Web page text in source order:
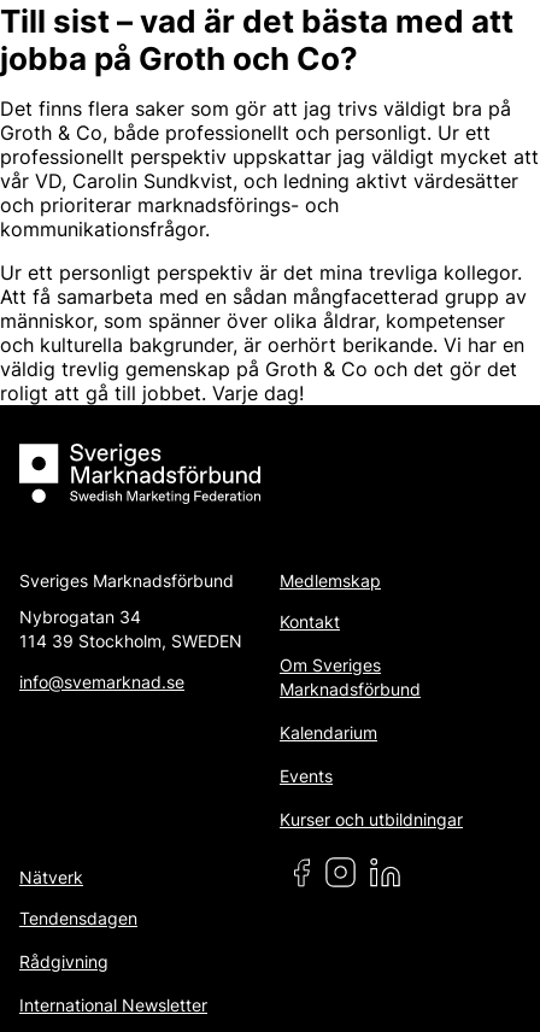
Till sist – vad är det bästa med att
jobba på Groth och Co?
Det finns flera saker som gör att jag trivs väldigt bra på
Groth & Co, både professionellt och personligt. Ur ett
professionellt perspektiv uppskattar jag väldigt mycket att
vår VD, Carolin Sundkvist, och ledning aktivt värdesätter
och prioriterar marknadsförings- och
kommunikationsfrågor.
Ur ett personligt perspektiv är det mina trevliga kollegor.
Att få samarbeta med en sådan mångfacetterad grupp av
människor, som spänner över olika åldrar, kompetenser
och kulturella bakgrunder, är oerhört berikande. Vi har en
väldig trevlig gemenskap på Groth & Co och det gör det
roligt att gå till jobbet. Varje dag!
Sveriges Marknadsförbund
Sveriges Marknadsförbund
Nybrogatan 34
114 39 Stockholm, SWEDEN
info@svemarknad.se
Medlemskap
Kontakt
Om Sveriges
Marknadsförbund
Kalendarium
Events
Kurser och utbildningar
Nätverk
Tendensdagen
Rådgivning
International Newsletter